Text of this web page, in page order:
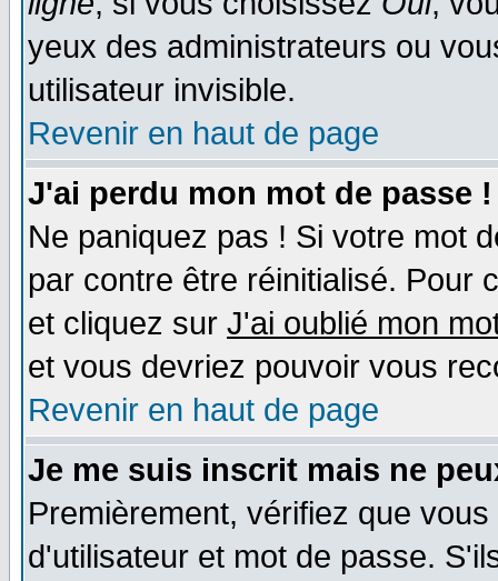
yeux des administrateurs ou
utilisateur invisible.
Revenir en haut de page
J'ai perdu mon mot de passe !
Ne paniquez pas ! Si votre mot
par contre être réinitialisé. Pour
et cliquez sur J'ai oublié mon
et vous devriez pouvoir vous
Revenir en haut de page
Je me suis inscrit mais ne
Premièrement, vérifiez que
d'utilisateur et mot de passe.